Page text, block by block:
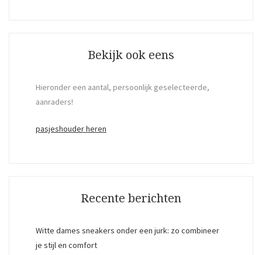
Bekijk ook eens
Hieronder een aantal, persoonlijk geselecteerde,
aanraders!
pasjeshouder heren
Recente berichten
Witte dames sneakers onder een jurk: zo combineer
je stijl en comfort